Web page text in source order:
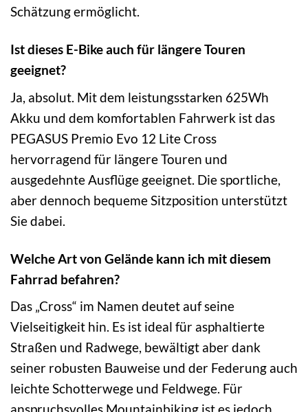
Schätzung ermöglicht.
Ist dieses E-Bike auch für längere Touren
geeignet?
Ja, absolut. Mit dem leistungsstarken 625Wh
Akku und dem komfortablen Fahrwerk ist das
PEGASUS Premio Evo 12 Lite Cross
hervorragend für längere Touren und
ausgedehnte Ausflüge geeignet. Die sportliche,
aber dennoch bequeme Sitzposition unterstützt
Sie dabei.
Welche Art von Gelände kann ich mit diesem
Fahrrad befahren?
Das „Cross“ im Namen deutet auf seine
Vielseitigkeit hin. Es ist ideal für asphaltierte
Straßen und Radwege, bewältigt aber dank
seiner robusten Bauweise und der Federung auch
leichte Schotterwege und Feldwege. Für